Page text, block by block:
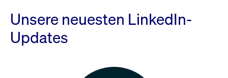
Unsere neuesten LinkedIn-
Updates